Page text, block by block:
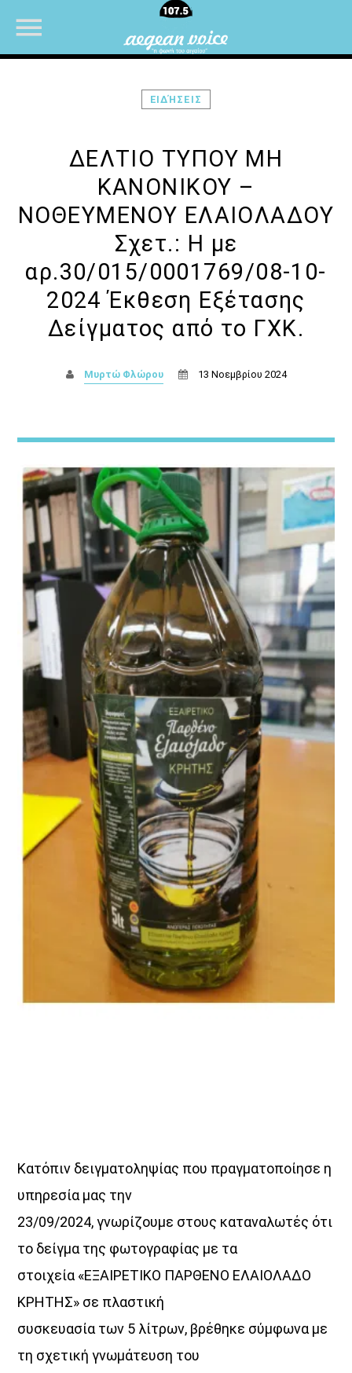
ΜΟΥΣΙΚΗ
Όταν τα μικρόφωνα ξεκουράζονται…
η μουσική παίρνει τον λόγο.
Ο Aegean Voice 107.5 συνεχίζει να σας κρατά συντροφιά
με αγαπημένες επιτυχίες, ξεχωριστές μελωδίες
και μουσικές επιλογές για κάθε στιγμή της ημέρας.
Χαλαρώστε, ταξιδέψτε, ανεβάστε ένταση
και μείνετε συντονισμένοι στη συχνότητα
που έχει πάντα κάτι όμορφο να ακουστεί.
Aegean Voice 107.5 τον ραδιοφωνικό σταθμό της
Ένωσης Αγροτικών Συναιτερισμών Νάξου
Discover More
«Στο βάθος κήπος»
08:30
10:00
Μέρα Μεσημέρι
12:00
14:00
ΕΙΔΉΣΕΙΣ
ΔΕΛΤΙΟ ΤΥΠΟΥ ΜΗ
ΚΑΝΟΝΙΚΟΥ –
ΝΟΘΕΥΜΕΝΟΥ ΕΛΑΙΟΛΑΔΟΥ
Σχετ.: Η με
αρ.30/015/0001769/08-10-
2024 Έκθεση Εξέτασης
Δείγματος από το ΓΧΚ.
Μυρτώ Φλώρου 13 Νοεμβρίου 2024
Κατόπιν δειγματοληψίας που πραγματοποίησε η
υπηρεσία μας την
23/09/2024, γνωρίζουμε στους καταναλωτές ότι
το δείγμα της φωτογραφίας με τα
στοιχεία «ΕΞΑΙΡΕΤΙΚΟ ΠΑΡΘΕΝΟ ΕΛΑΙΟΛΑΔΟ
ΚΡΗΤΗΣ» σε πλαστική
συσκευασία των 5 λίτρων, βρέθηκε σύμφωνα με
τη σχετική γνωμάτευση του